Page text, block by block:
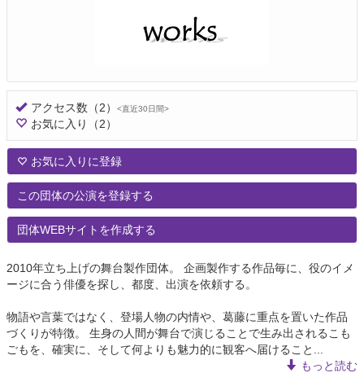
アクセス数 （2） <直近30日間>
お気に入り （2）
お気に入りに登録
この団体の公演を登録する
団体WEBサイトを作成する
2010年立ち上げの舞台製作団体。 企画製作する作品毎に、役のイメ
ージに合う俳優を探し、都度、出演を依頼する。
物語や言葉ではなく、登場人物の内情や、葛藤に重点を置いた作品
づくりが特徴。 生身の人間が舞台で演じることで生み出されるこも
ごもを、確実に、そして何よりも魅力的に観客へ届けること...
もっと読む